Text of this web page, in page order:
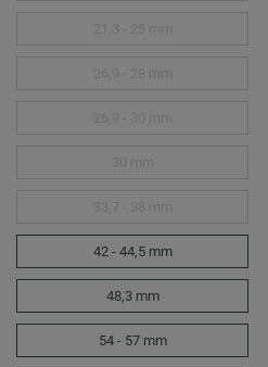
42 - 44,5 mm
48,3 mm
54 - 57 mm